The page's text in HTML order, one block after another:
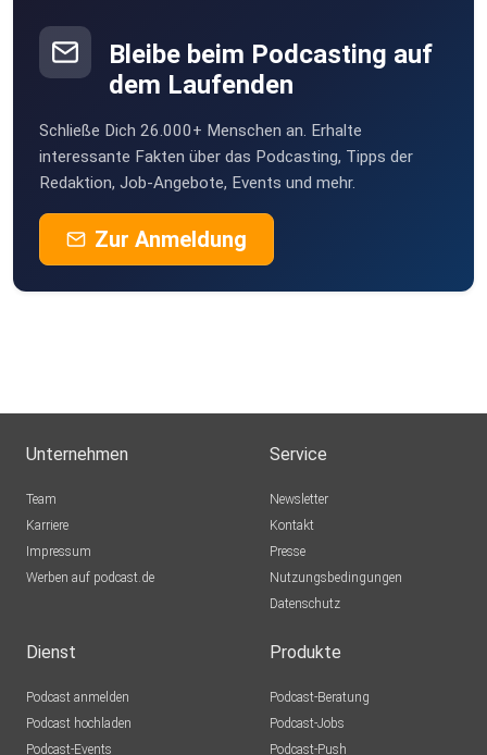
Bleibe beim Podcasting auf
dem Laufenden
Schließe Dich 26.000+ Menschen an. Erhalte
interessante Fakten über das Podcasting, Tipps der
Redaktion, Job-Angebote, Events und mehr.
Zur Anmeldung
Unternehmen
Team
Karriere
Impressum
Werben auf podcast.de
Service
Newsletter
Kontakt
Presse
Nutzungsbedingungen
Datenschutz
Dienst
Podcast anmelden
Podcast hochladen
Podcast-Events
Produkte
Podcast-Beratung
Podcast-Jobs
Podcast-Push